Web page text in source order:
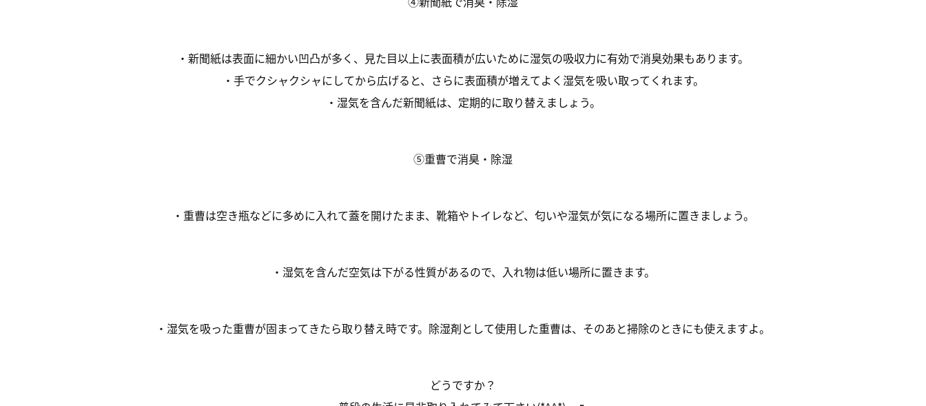
・新聞紙は表面に細かい凹凸が多く、見た目以上に表面積が広いために湿気の吸収力に有効で消臭効果もあります。
・手でクシャクシャにしてから広げると、さらに表面積が増えてよく湿気を吸い取ってくれます。
・湿気を含んだ新聞紙は、定期的に取り替えましょう。
⑤重曹で消臭・除湿
・重曹は空き瓶などに多めに入れて蓋を開けたまま、靴箱やトイレなど、匂いや湿気が気になる場所に置きましょう。
・湿気を含んだ空気は下がる性質があるので、入れ物は低い場所に置きます。
・湿気を吸った重曹が固まってきたら取り替え時です。除湿剤として使用した重曹は、そのあと掃除のときにも使えますよ。
どうですか？